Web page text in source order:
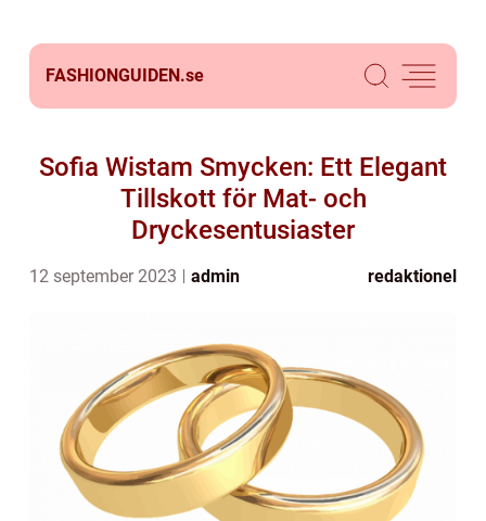
FASHIONGUIDEN.se
Sofia Wistam Smycken: Ett Elegant
Tillskott för Mat- och
Dryckesentusiaster
12 september 2023 admin redaktionel